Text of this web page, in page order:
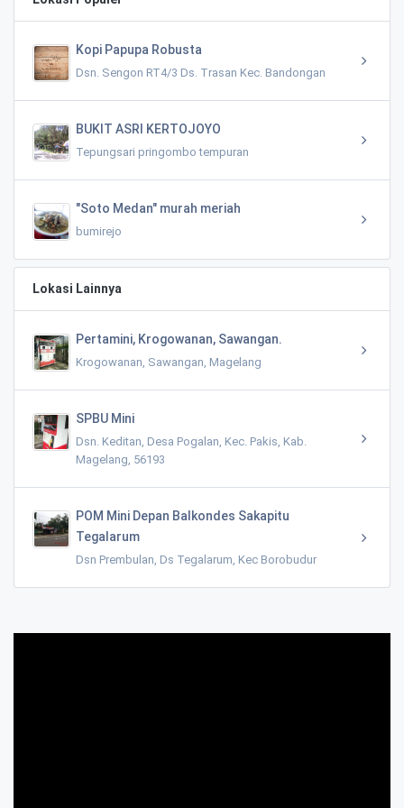
Kopi Papupa Robusta
Dsn. Sengon RT4/3 Ds. Trasan Kec. Bandongan
BUKIT ASRI KERTOJOYO
Tepungsari pringombo tempuran
"Soto Medan" murah meriah
bumirejo
Lokasi Lainnya
Pertamini, Krogowanan, Sawangan.
Krogowanan, Sawangan, Magelang
SPBU Mini
Dsn. Keditan, Desa Pogalan, Kec. Pakis, Kab.
Magelang, 56193
POM Mini Depan Balkondes Sakapitu
Tegalarum
Dsn Prembulan, Ds Tegalarum, Kec Borobudur